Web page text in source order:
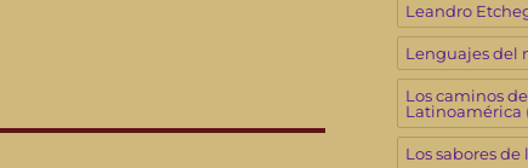
Leandro
Lenguajes del
Los caminos
Latinoamérica
Los sabores de